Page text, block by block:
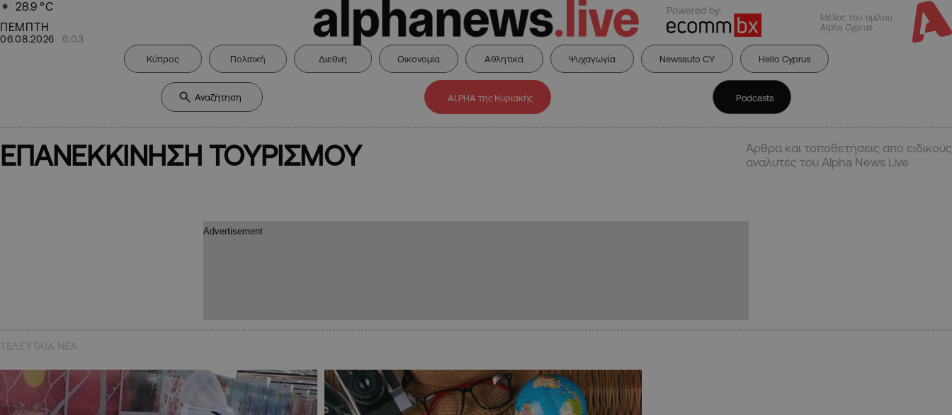
28.9 °C
ΠΕΜΠΤΗ
06.08.2026 6:03
Powered by:
Μέλος του ομίλου
Alpha Cyprus
Κύπρος Πολιτική Διεθνή Οικονομία Αθλητικά Ψυχαγωγία Newsauto CY Hello Cyprus
ALPHA της Κυριακής Podcasts
ΕΠΑΝΕΚΚΙΝΗΣΗ ΤΟΥΡΙΣΜΟΥ
Άρθρα και τοποθετήσεις από ειδικούς
αναλυτές του Alpha News Live